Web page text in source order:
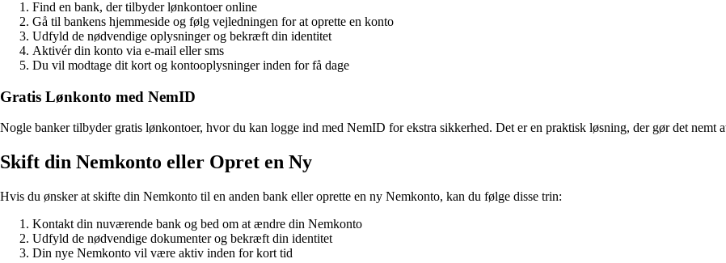
Find en bank, der tilbyder lønkontoer online
Gå til bankens hjemmeside og følg vejledningen for at oprette en konto
Udfyld de nødvendige oplysninger og bekræft din identitet
Aktivér din konto via e-mail eller sms
Du vil modtage dit kort og kontooplysninger inden for få dage
Gratis Lønkonto med NemID
Nogle banker tilbyder gratis lønkontoer, hvor du kan logge ind med NemID for ekstra sikkerhed. Det er en praktisk løsning, der gør det nemt
Skift din Nemkonto eller Opret en Ny
Hvis du ønsker at skifte din Nemkonto til en anden bank eller oprette en ny Nemkonto, kan du følge disse trin:
Kontakt din nuværende bank og bed om at ændre din Nemkonto
Udfyld de nødvendige dokumenter og bekræft din identitet
Din nye Nemkonto vil være aktiv inden for kort tid